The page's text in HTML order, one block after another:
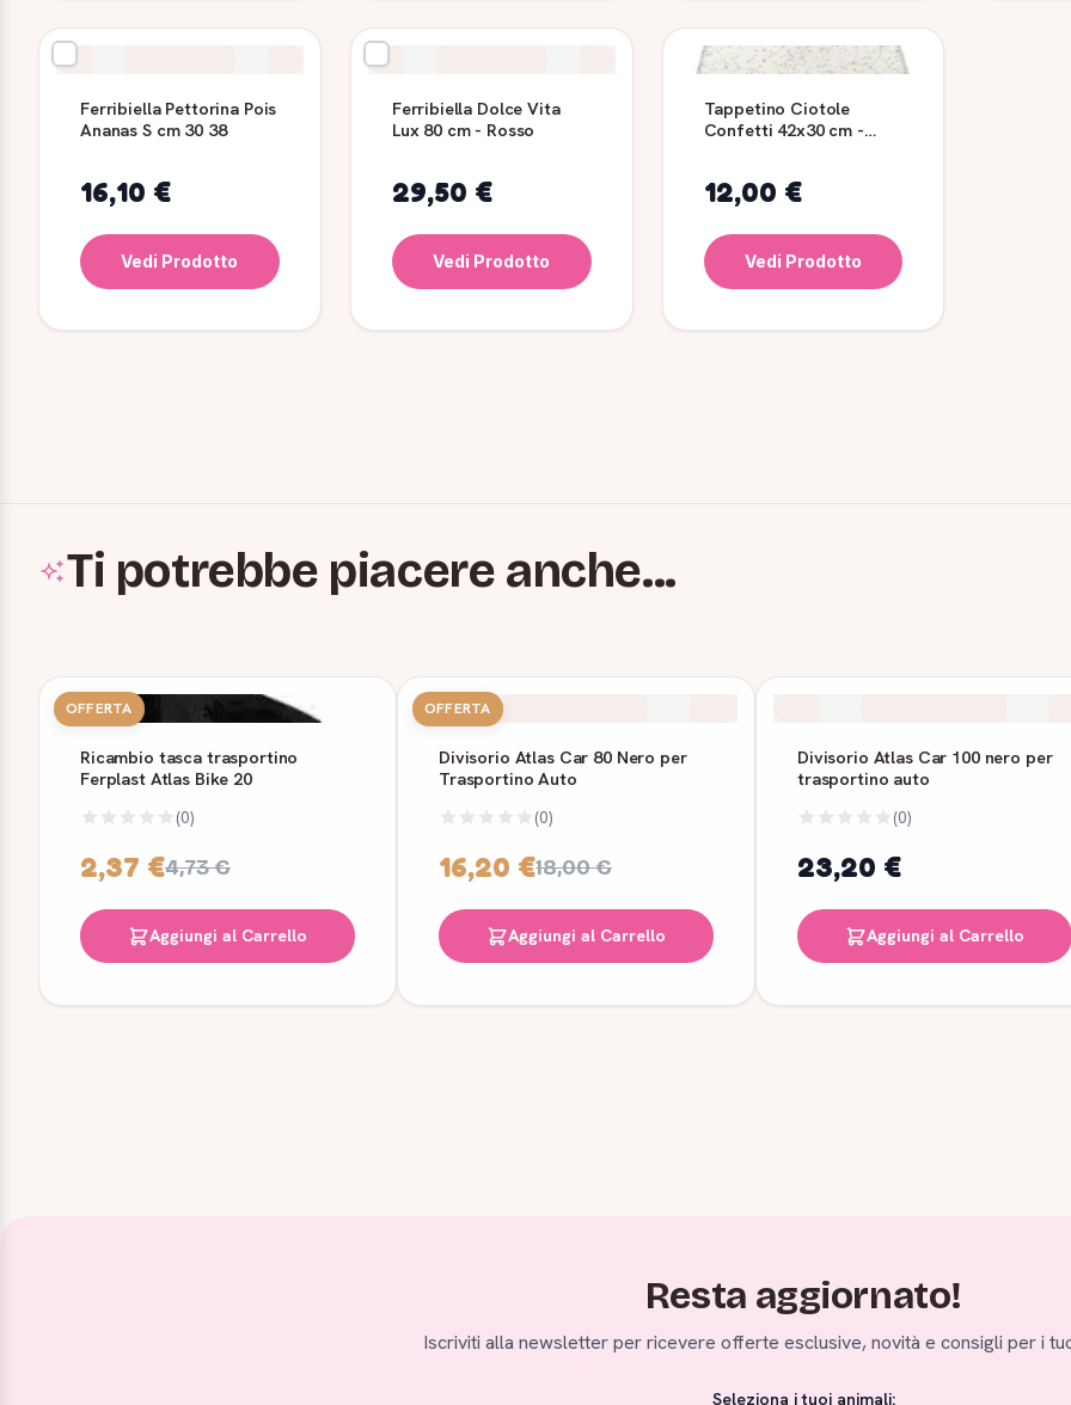
Ferribiella Pettorina Pois
Ananas S cm 30 38
16,10 €
Vedi Prodotto
Ferribiella Dolce Vita
Lux 80 cm - Rosso
29,50 €
Vedi Prodotto
Tappetino Ciotole
Confetti 42x30 cm -
12,00 €
Vedi Prodotto
Ti potrebbe piacere anche...
OFFERTA
Ricambio tasca trasportino
Ferplast Atlas Bike 20
(0)
2,37 €4,73 €
Aggiungi al Carrello
OFFERTA
Divisorio Atlas Car 80 Nero per
Trasportino Auto
(0)
16,20 €18,00 €
Aggiungi al Carrello
Divisorio Atlas Car 100 nero per
trasportino auto
(0)
23,20 €
Aggiungi al Carrello
Resta aggiornato!
Iscriviti alla newsletter per ricevere offerte esclusive, novità e consigli per i
Seleziona i tuoi animali: